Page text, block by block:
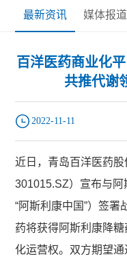
最新资讯 媒体报道
百洋医药商业化
共推代谢
2022-11-11
近日，青岛百洋医药股
301015.SZ）宣布与
“阿斯利康中国”）签
药将获得阿斯利康降
化运营权。双方期望